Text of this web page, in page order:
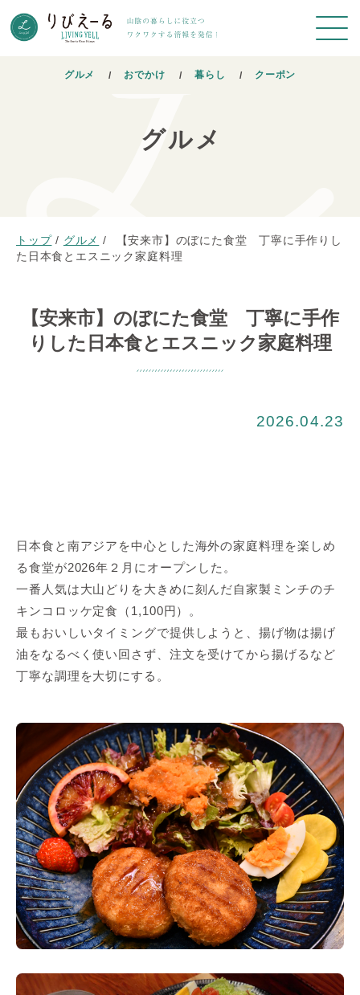
グルメ おでかけ 暮らし クーポン
グルメ
トップ / グルメ /
【安来市】のぼにた食堂 丁寧に手作りし
た日本食とエスニック家庭料理
【安来市】のぼにた食堂 丁寧に手作
りした日本食とエスニック家庭料理
2026.04.23
日本食と南アジアを中心とした海外の家庭料理を楽しめ
る食堂が2026年２月にオープンした。
一番人気は大山どりを大きめに刻んだ自家製ミンチのチ
キンコロッケ定食（1,100円）。
最もおいしいタイミングで提供しようと、揚げ物は揚げ
油をなるべく使い回さず、注文を受けてから揚げるなど
丁寧な調理を大切にする。